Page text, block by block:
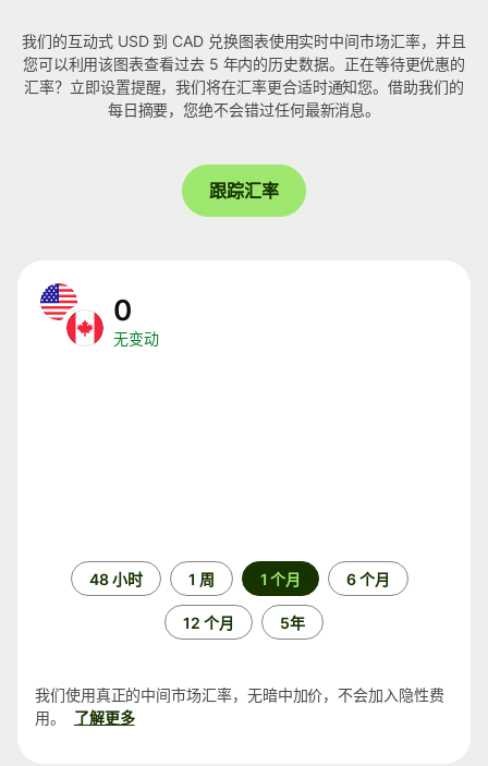
我们的互动式 USD 到 CAD 兑换图表使用实时中间市场汇率，并且
您可以利用该图表查看过去 5 年内的历史数据。正在等待更优惠的
汇率？立即设置提醒，我们将在汇率更合适时通知您。借助我们的
每日摘要，您绝不会错过任何最新消息。
跟踪汇率
0
无变动
48 小时 1 周 1 个月 6 个月
12 个月 5年
我们使用真正的中间市场汇率，无暗中加价，不会加入隐性费
用。
了解更多